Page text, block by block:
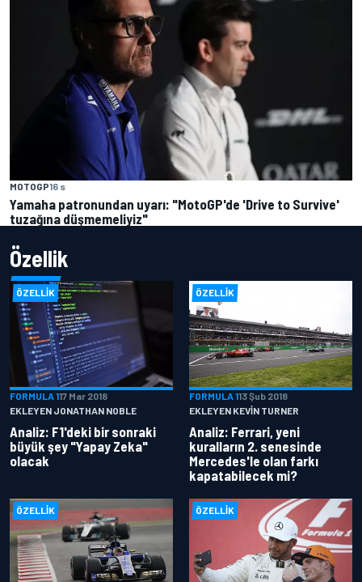
MOTOGP16 s
Yamaha patronundan uyarı: "MotoGP'de 'Drive to Survive'
tuzağına düşmemeliyiz"
Özellik
ÖZELLIK
FORMULA 117 Mar 2018
EKLEYEN JONATHAN NOBLE
Analiz: F1'deki bir sonraki
büyük şey "Yapay Zeka"
olacak
ÖZELLIK
FORMULA 113 Şub 2018
EKLEYEN KEVIN TURNER
Analiz: Ferrari, yeni
kuralların 2. senesinde
Mercedes'le olan farkı
kapatabilecek mi?
ÖZELLIK ÖZELLIK